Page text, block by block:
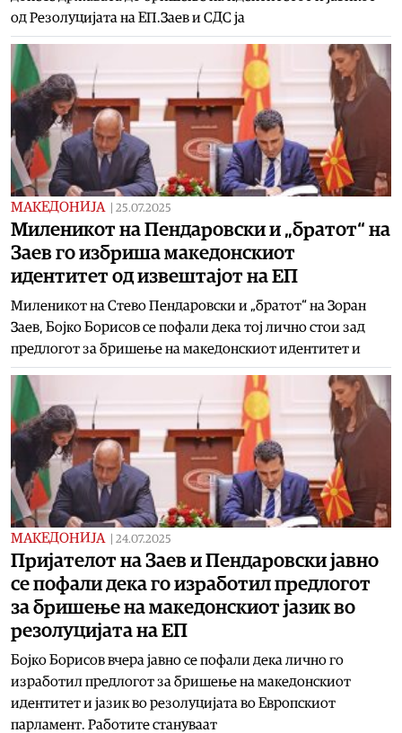
од Резолуцијата на ЕП.Заев и СДС ја
МАКЕДОНИЈА 25.07.2025
Миленикот на Пендаровски и „братот“ на
Заев го избриша македонскиот
идентитет од извештајот на ЕП
Миленикот на Стево Пендаровски и „братот“ на Зоран
Заев, Бојко Борисов се пофали дека тој лично стои зад
предлогот за бришење на македонскиот идентитет и
МАКЕДОНИЈА 24.07.2025
Пријателот на Заев и Пендаровски јавно
се пофали дека го изработил предлогот
за бришење на македонскиот јазик во
резолуцијата на ЕП
Бојко Борисов вчера јавно се пофали дека лично го
изработил предлогот за бришење на македонскиот
идентитет и јазик во резолуцијата во Европскиот
парламент. Работите стануваат